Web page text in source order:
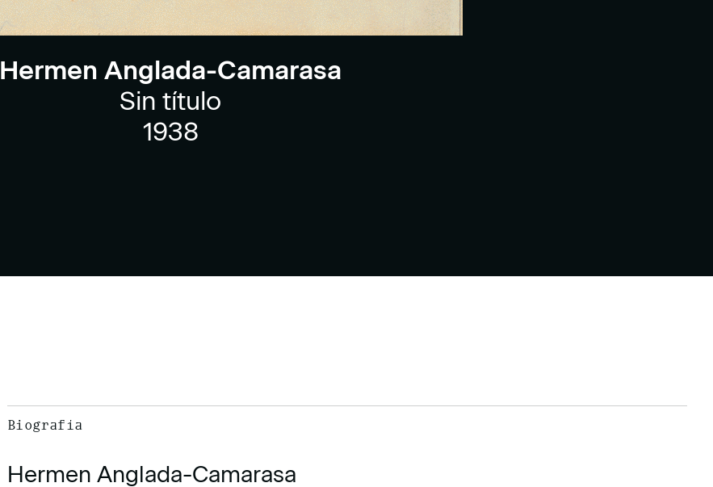
Hermen Anglada-Camarasa
Sin título
1938
Biografía
Hermen Anglada-Camarasa